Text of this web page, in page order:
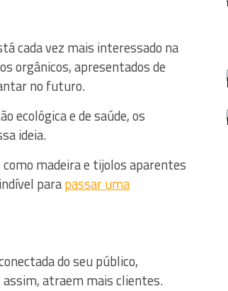
cada vez mais interessado na
orgânicos, apresentados de
no futuro.
ecológica e de saúde, os
ideia.
madeira e tijolos aparentes
parapassar uma
do seu público,
atraem mais clientes.